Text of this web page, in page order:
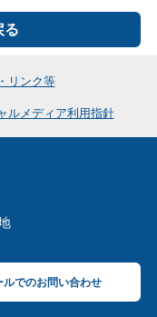
る
リンク等
ルメディア利用指針
ルでのお問い合わせ